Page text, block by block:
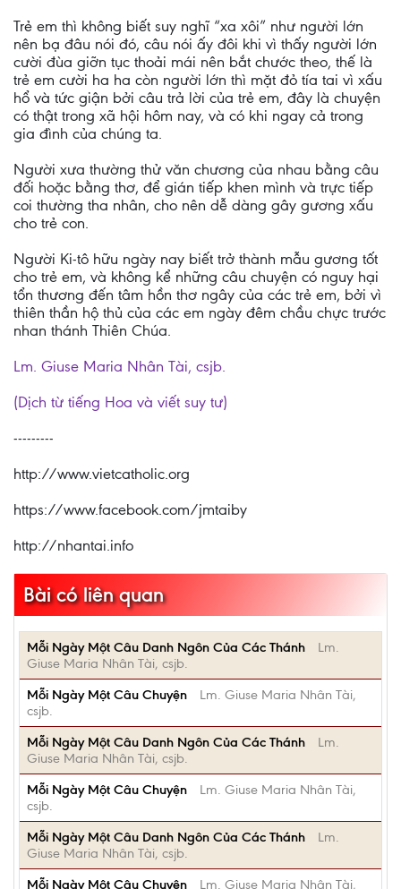
Trẻ em thì không biết suy nghĩ “xa xôi” như người lớn
nên bạ đâu nói đó, câu nói ấy đôi khi vì thấy người lớn
cười đùa giỡn tục thoải mái nên bắt chước theo, thế là
trẻ em cười ha ha còn người lớn thì mặt đỏ tía tai vì xấu
hổ và tức giận bởi câu trả lời của trẻ em, đây là chuyện
có thật trong xã hội hôm nay, và có khi ngay cả trong
gia đình của chúng ta.
Người xưa thường thử văn chương của nhau bằng câu
đối hoặc bằng thơ, để gián tiếp khen mình và trực tiếp
coi thường tha nhân, cho nên dễ dàng gây gương xấu
cho trẻ con.
Người Ki-tô hữu ngày nay biết trở thành mẫu gương tốt
cho trẻ em, và không kể những câu chuyện có nguy hại
tổn thương đến tâm hồn thơ ngây của các trẻ em, bởi vì
thiên thần hộ thủ của các em ngày đêm chầu chực trước
nhan thánh Thiên Chúa.
Lm. Giuse Maria Nhân Tài, csjb.
(Dịch từ tiếng Hoa và viết suy tư)
---------
http://www.vietcatholic.org
https://www.facebook.com/jmtaiby
http://nhantai.info
Bài có liên quan
Mỗi Ngày Một Câu Danh Ngôn Của Các Thánh
Lm.
Giuse Maria Nhân Tài, csjb.
Mỗi Ngày Một Câu Chuyện
Lm. Giuse Maria Nhân Tài,
csjb.
Mỗi Ngày Một Câu Danh Ngôn Của Các Thánh
Lm.
Giuse Maria Nhân Tài, csjb.
Mỗi Ngày Một Câu Chuyện
Lm. Giuse Maria Nhân Tài,
csjb.
Mỗi Ngày Một Câu Danh Ngôn Của Các Thánh
Lm.
Giuse Maria Nhân Tài, csjb.
Mỗi Ngày Một Câu Chuyện
Lm. Giuse Maria Nhân Tài,